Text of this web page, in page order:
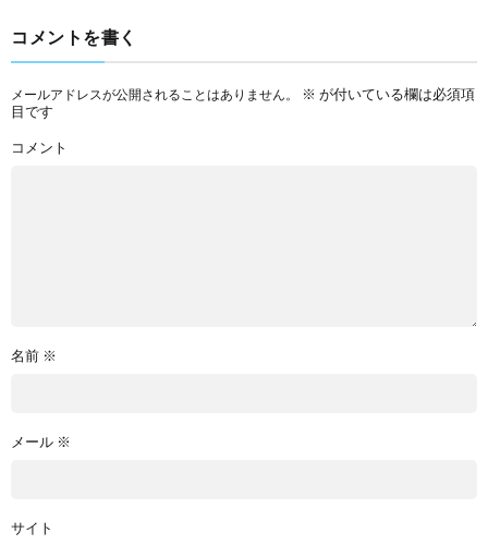
コメントを書く
メールアドレスが公開されることはありません。 ※ が付いている欄は必須項
目です
コメント
名前 ※
メール ※
サイト